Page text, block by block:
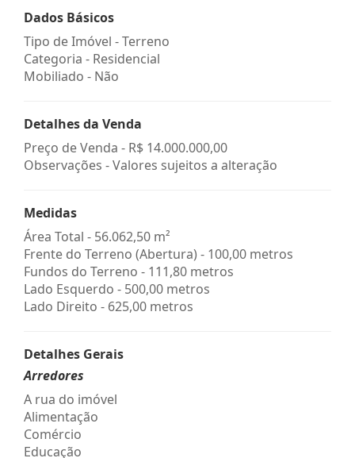
Dados Básicos
Tipo de Imóvel - Terreno
Categoria - Residencial
Mobiliado - Não
Detalhes da Venda
Preço de Venda - R$ 14.000.000,00
Observações - Valores sujeitos a alteração
Medidas
Área Total - 56.062,50 m²
Frente do Terreno (Abertura) - 100,00 metros
Fundos do Terreno - 111,80 metros
Lado Esquerdo - 500,00 metros
Lado Direito - 625,00 metros
Detalhes Gerais
Arredores
A rua do imóvel
Alimentação
Comércio
Educação